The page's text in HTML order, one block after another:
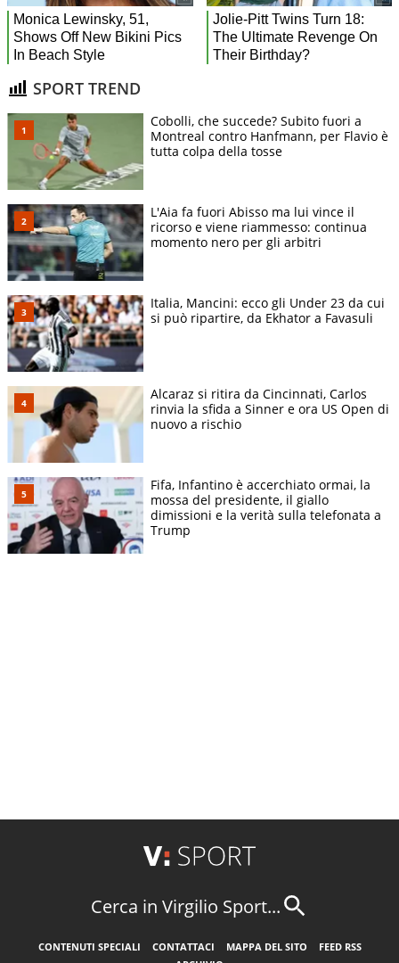
SPORT TREND
Cobolli, che succede? Subito fuori a
Montreal contro Hanfmann, per Flavio è
tutta colpa della tosse
L'Aia fa fuori Abisso ma lui vince il
ricorso e viene riammesso: continua
momento nero per gli arbitri
Italia, Mancini: ecco gli Under 23 da cui
si può ripartire, da Ekhator a Favasuli
Alcaraz si ritira da Cincinnati, Carlos
rinvia la sfida a Sinner e ora US Open di
nuovo a rischio
Fifa, Infantino è accerchiato ormai, la
mossa del presidente, il giallo
dimissioni e la verità sulla telefonata a
Trump
Cerca in Virgilio Sport...
CONTENUTI SPECIALI CONTATTACI MAPPA DEL SITO
FEED RSS